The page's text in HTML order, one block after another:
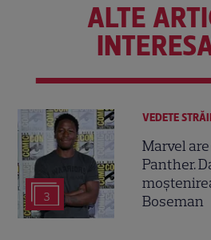
ALTE
3
VEDETE
Marvel
Panther.
Boseman